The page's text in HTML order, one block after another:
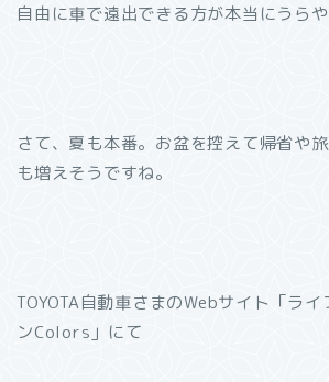
自由に車で遠出できる方が本当にうらや
さて、夏も本番。お盆を控えて帰省や
も増えそうですね。
TOYOTA自動車さまのWebサイト「ラ
ンColors」にて